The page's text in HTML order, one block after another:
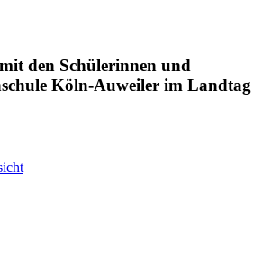
den Schülerinnen und
Köln-Auweiler im Landtag